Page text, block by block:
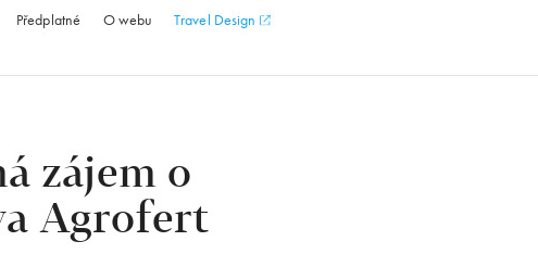
Předplatné O webu Travel Design
zájem o
Agrofert